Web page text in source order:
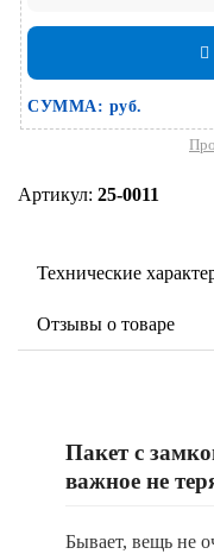
СУММА: руб.
Артикул: 25-0011
Технические
Отзывы о товаре
Пакет с
важное не
Бывает, вещь не